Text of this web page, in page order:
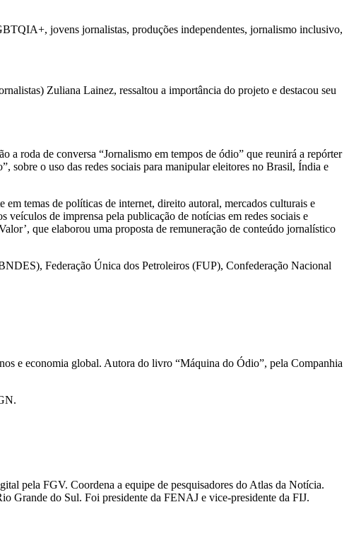
jovens jornalistas, produções independentes, jornalismo inclusivo,
Zuliana Lainez, ressaltou a importância do projeto e destacou seu
a roda de conversa “Jornalismo em tempos de ódio” que reunirá a repórter
o uso das redes sociais para manipular eleitores no Brasil, Índia e
temas de políticas de internet, direito autoral, mercados culturais e
de imprensa pela publicação de notícias em redes sociais e
que elaborou uma proposta de remuneração de conteúdo jornalístico
Federação Única dos Petroleiros (FUP), Confederação Nacional
e economia global. Autora do livro “Máquina do Ódio”, pela Companhia
pela FGV. Coordena a equipe de pesquisadores do Atlas da Notícia.
Grande do Sul. Foi presidente da FENAJ e vice-presidente da FIJ.